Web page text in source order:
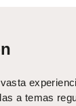
a temas